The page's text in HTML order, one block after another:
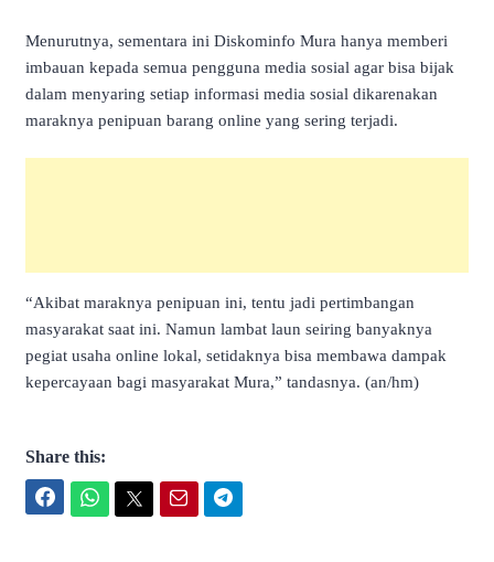
Menurutnya, sementara ini Diskominfo Mura hanya memberi
imbauan kepada semua pengguna media sosial agar bisa bijak
dalam menyaring setiap informasi media sosial dikarenakan
maraknya penipuan barang online yang sering terjadi.
“Akibat maraknya penipuan ini, tentu jadi pertimbangan
masyarakat saat ini. Namun lambat laun seiring banyaknya
pegiat usaha online lokal, setidaknya bisa membawa dampak
kepercayaan bagi masyarakat Mura,” tandasnya. (an/hm)
Share this: